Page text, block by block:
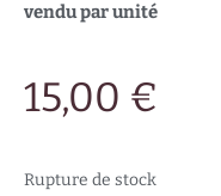
vendu par unité
15,00 €
Rupture de stock